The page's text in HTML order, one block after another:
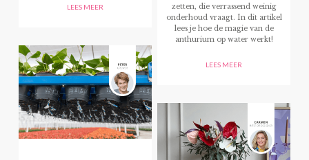
LEES MEER
zetten, die verrassend weinig
onderhoud vraagt. In dit artikel
lees je hoe de magie van de
anthurium op water werkt!
LEES MEER